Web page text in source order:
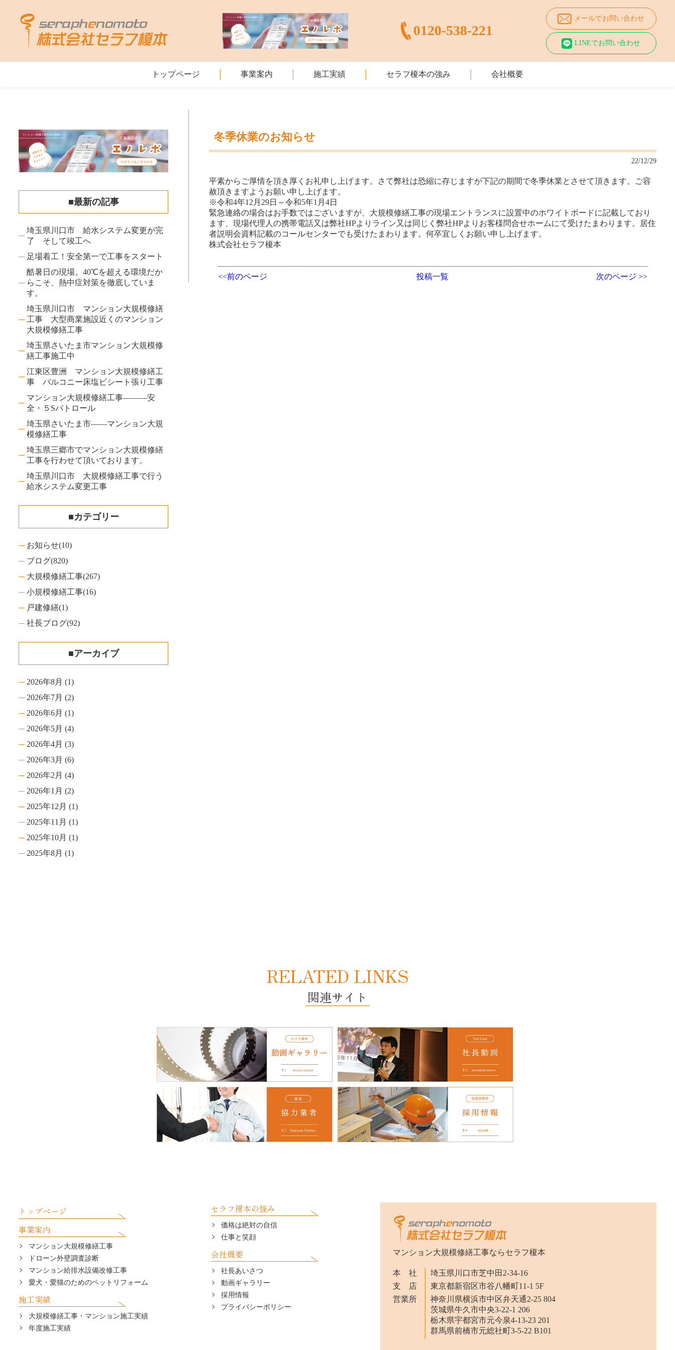
0120-538-221
メールでお問い合わせ
LINEでお問い合わせ
トップページ 事業案内 施工実績 セラフ榎本の強み 会社概要
■最新の記事
埼玉県川口市 給水システム変更が完
了 そして竣工へ
足場着工！安全第一で工事をスタート
酷暑日の現場。40℃を超える環境だか
らこそ、熱中症対策を徹底していま
す。
埼玉県川口市 マンション大規模修繕
工事 大型商業施設近くのマンション
大規模修繕工事
埼玉県さいたま市マンション大規模修
繕工事施工中
江東区豊洲 マンション大規模修繕工
事 バルコニー床塩ビシート張り工事
マンション大規模修繕工事―――安
全・５Sパトロール
埼玉県さいたま市――マンション大規
模修繕工事
埼玉県三郷市でマンション大規模修繕
工事を行わせて頂いております。
埼玉県川口市 大規模修繕工事で行う
給水システム変更工事
■カテゴリー
お知らせ(10)
ブログ(820)
大規模修繕工事(267)
小規模修繕工事(16)
戸建修繕(1)
社長ブログ(92)
■アーカイブ
2026年8月 (1)
2026年7月 (2)
2026年6月 (1)
2026年5月 (4)
2026年4月 (3)
2026年3月 (6)
2026年2月 (4)
2026年1月 (2)
2025年12月 (1)
2025年11月 (1)
2025年10月 (1)
2025年8月 (1)
冬季休業のお知らせ
22/12/29
平素からご厚情を頂き厚くお礼申し上げます。さて弊社は恐縮に存じますが下記の期間で冬季休業とさせて頂きます。ご容
赦頂きますようお願い申し上げます。
※令和4年12月29日～令和5年1月4日
緊急連絡の場合はお手数ではございますが、 大規模修繕工事の現場エントランスに設置中のホワイトボードに記載しており
ます、現場代理人の携帯電話又は弊社HPよりライン又は同じく弊社HPよりお客様問合せホームにて受けたまわります。
居住
者説明会資料記載のコールセンターでも受けたまわります。何卒宜しく お願い申し上げます。
株式会社セラフ榎本
<<前のページ 投稿一覧 次のページ >>
RELATED LINKS
関連サイト
トップページ
事業案内
マンション大規模修繕工事
ドローン外壁調査診断
マンション給排水設備改修工事
愛犬・愛猫のためのペットリフォーム
施工実績
大規模修繕工事・マンション施工実績
年度施工実績
セラフ榎本の強み
価格は絶対の自信
仕事と笑顔
会社概要
社長あいさつ
動画ギャラリー
採用情報
プライバシーポリシー
マンション大規模修繕工事ならセラフ榎本
本 社
埼玉県川口市芝中田2-34-16
支 店
東京都新宿区市谷八幡町11-1 5F
営業所
神奈川県横浜市中区弁天通2-25 804
茨城県牛久市中央3-22-1 206
栃木県宇都宮市元今泉4-13-23 201
群馬県前橋市元総社町3-5-22 B101